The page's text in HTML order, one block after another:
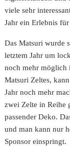
viele sehr
Jahr ein Erlebnis
Das Matsuri wurde
letztem Jahr um
noch mehr möglich
Matsuri Zeltes,
Jahr noch mehr
zwei Zelte in Reihe
passender Deko.
und man kann nur
Sponsor einspringt.